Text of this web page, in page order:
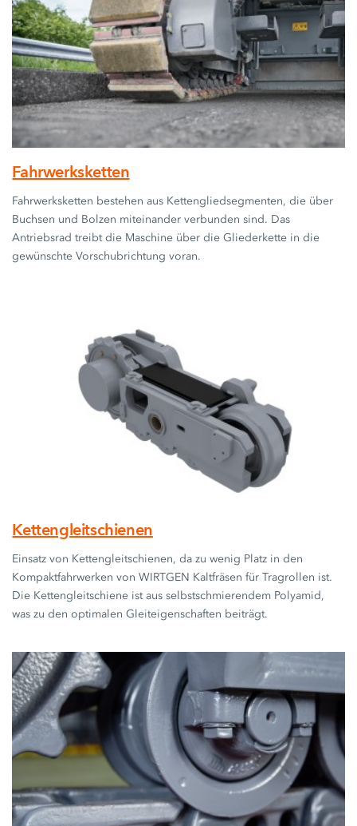
Fahrwerksketten
Fahrwerksketten bestehen aus Kettengliedsegmenten, die über
Buchsen und Bolzen miteinander verbunden sind. Das
Antriebsrad treibt die Maschine über die Gliederkette in die
gewünschte Vorschubrichtung voran.
Kettengleitschienen
Einsatz von Kettengleitschienen, da zu wenig Platz in den
Kompaktfahrwerken von WIRTGEN Kaltfräsen für Tragrollen ist.
Die Kettengleitschiene ist aus selbstschmierendem Polyamid,
was zu den optimalen Gleiteigenschaften beiträgt.